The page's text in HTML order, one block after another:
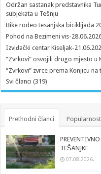
Održan sastanak predstavnika
subjekata u Tešnju
Bike rodeo tesanjska biciklijada
Pohod na Bezimeni vis-
Izviđački centar Kiseljak-
“Zvrkovi” osvojili drugo mjesto u
“Zvrkovi” zvrce prema Konjicu
Svi članci (319)
Prethodni članci Popularnost
TEŠANJKE
07.08.2026.